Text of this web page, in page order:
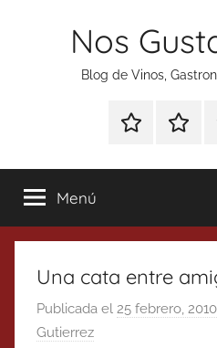
Nos
Blog de Vinos,
Especial
Tonics
Menú
Una cata entre
Publicada el 25 febrero, 2010
Gutierrez